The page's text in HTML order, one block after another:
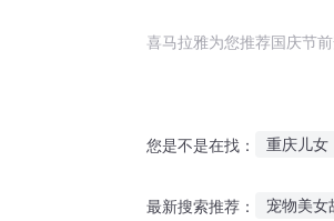
喜马拉雅为您推荐国庆节
您是不是在找： 重庆儿女
最新搜索推荐： 宠物美女